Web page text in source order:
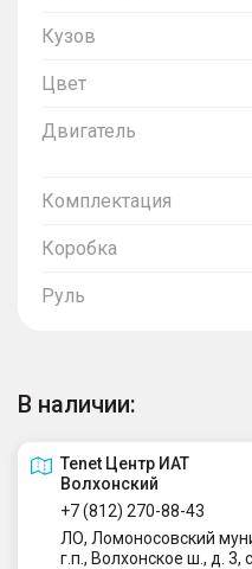
Кузов
Цвет
Двигатель
Комплектация
Коробка
Руль
В наличии:
Tenet Центр ИАТ
Волхонский
+7 (812) 270-88-43
ЛО, Ломоносовский
г.п., Волхонское ш., д. 3,